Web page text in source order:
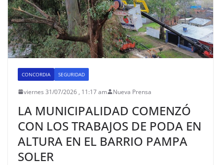
CONCORDIA SEGURIDAD
viernes 31/07/2026 , 11:17 am Nueva Prensa
LA MUNICIPALIDAD COMENZÓ
CON LOS TRABAJOS DE PODA EN
ALTURA EN EL BARRIO PAMPA
SOLER